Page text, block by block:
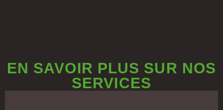
EN SAVOIR PLUS SUR NOS
SERVICES